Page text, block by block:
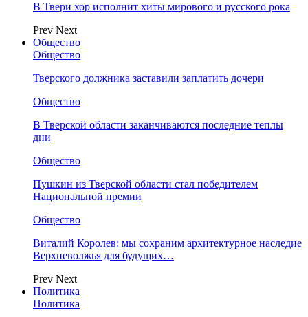
В Твери хор исполнит хиты мирового и русского рока
Prev Next
Общество
Общество
Тверского должника заставили заплатить дочери
Общество
В Тверской области заканчиваются последние теплы
дни
Общество
Пушкин из Тверской области стал победителем
Национальной премии
Общество
Виталий Королев: мы сохраним архитектурное наследие
Верхневолжья для будущих…
Prev Next
Политика
Политика